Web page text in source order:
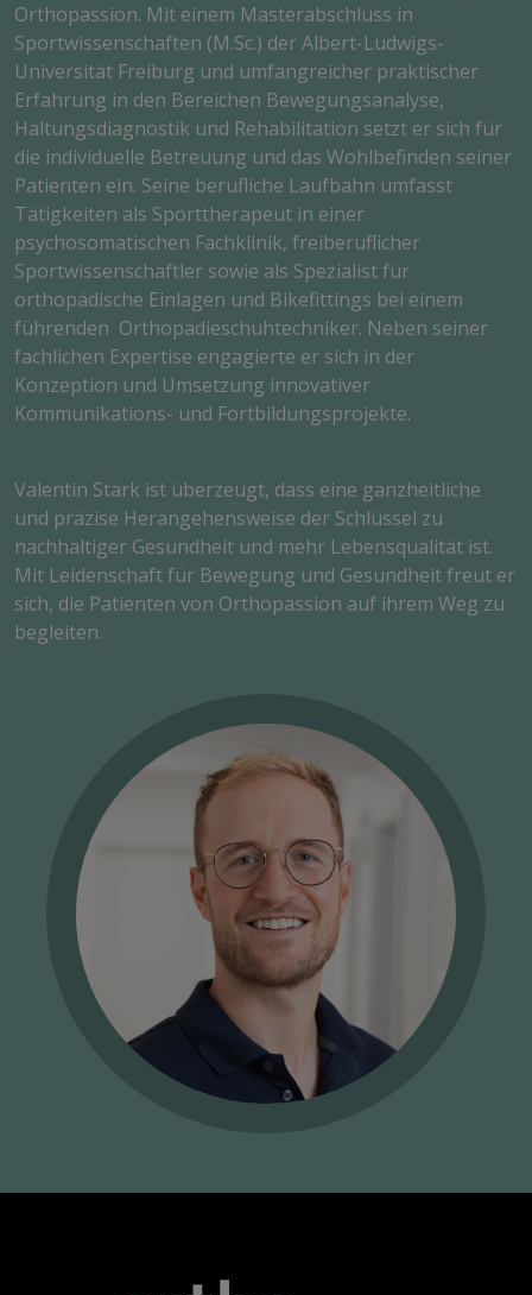
Orthopassion. Mit einem Masterabschluss in
Sportwissenschaften (M.Sc.) der Albert-Ludwigs-
Universität Freiburg und umfangreicher praktischer
Erfahrung in den Bereichen Bewegungsanalyse,
Haltungsdiagnostik und Rehabilitation setzt er sich für
die individuelle Betreuung und das Wohlbefinden seiner
Patienten ein. Seine berufliche Laufbahn umfasst
Tätigkeiten als Sporttherapeut in einer
psychosomatischen Fachklinik, freiberuflicher
Sportwissenschaftler sowie als Spezialist für
orthopädische Einlagen und Bikefittings bei einem
führenden Orthopädieschuhtechniker. Neben seiner
fachlichen Expertise engagierte er sich in der
Konzeption und Umsetzung innovativer
Kommunikations- und Fortbildungsprojekte.
Valentin Stark ist überzeugt, dass eine ganzheitliche
und präzise Herangehensweise der Schlüssel zu
nachhaltiger Gesundheit und mehr Lebensqualität ist.
Mit Leidenschaft für Bewegung und Gesundheit freut er
sich, die Patienten von Orthopassion auf ihrem Weg zu
begleiten.